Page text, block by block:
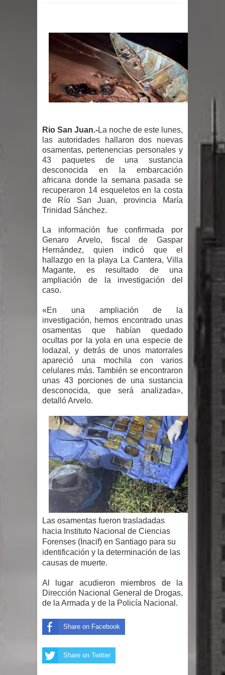
Abel Martínez llama a los
dominicanos a unirse para sacar al
PRM del Gobierno
Tres detenidos tras detectarse una
Ayuntamiento de Santiago
PRM votará “por aclamación” a sus
nuevas autoridades
El expresidente peruano Ollanta
Humala queda en libertad tras la
anulación de condena de 15 años por
lavado
impulsan nuevas metas de
transparencia a través SISMAP
municipal
La Fiscalía de Bolivia ordena la
detención del expresidente Evo
Morales
Calor extremo para este jueves en
gran parte del territorio nacional
Miles de marroquíes cruzan la
frontera en masa para entrar a
España
TC declara inconstitucional decreto
sobre horarios de venta de alcohol
vigente desde 2006 y exige ley del
Congreso
Presidente LMD Víctor D´Aza
Rio San Juan.-La noche de este lunes,
las autoridades hallaron dos nuevas
osamentas, pertenencias personales y
43 paquetes de una sustancia
desconocida en la embarcación
africana donde la semana pasada se
recuperaron 14 esqueletos en la costa
de Río San Juan, provincia María
Trinidad Sánchez.
La información fue confirmada por
Genaro Arvelo, fiscal de Gaspar
Hernández, quien indicó que el
hallazgo en la playa La Cantera, Villa
Magante, es resultado de una
ampliación de la investigación del
caso.
«En una ampliación de la
investigación, hemos encontrado unas
osamentas que habían quedado
ocultas por la yola en una especie de
lodazal, y detrás de unos matorrales
apareció una mochila con varios
celulares más. También se encontraron
unas 43 porciones de una sustancia
desconocida, que será analizada»,
detalló Arvelo.
Las osamentas fueron trasladadas
hacia Instituto Nacional de Ciencias
Forenses (Inacif) en Santiago para su
identificación y la determinación de las
causas de muerte.
Al lugar acudieron miembros de la
Dirección Nacional General de Drogas,
de la Armada y de la Policía Nacional.
Share on Facebook
Share on Twitter